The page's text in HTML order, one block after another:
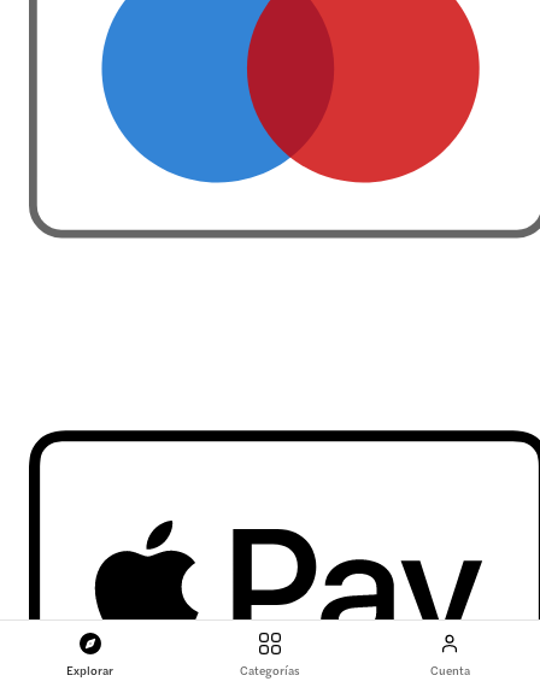
Explorar Categorías Cuenta